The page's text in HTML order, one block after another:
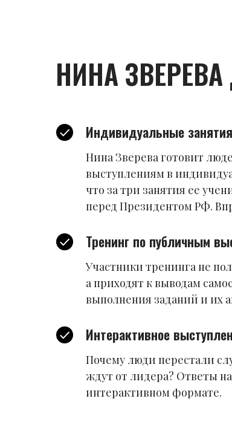
НИНА
Индивидуальные занятия
Нина Зверева готовит
выступлениям в
что за три занятия ее
перед Президентом РФ.
Тренинг по публичным
Участники тренинга не
а приходят к выводам
выполнения заданий и их
Интерактивное
Почему люди перестали
ждут от лидера? Ответы
интерактивном формате.